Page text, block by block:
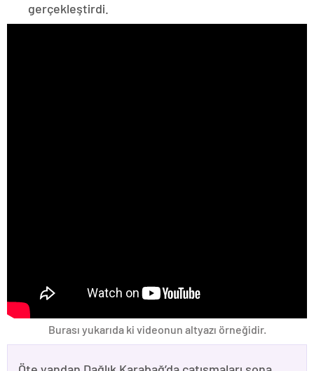
gerçekleştirdi.
Burası yukarıda ki videonun altyazı örneğidir.